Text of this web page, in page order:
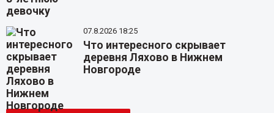
07.8.2026 18:25
Что интересного скрывает
деревня Ляхово в Нижнем
Новгороде